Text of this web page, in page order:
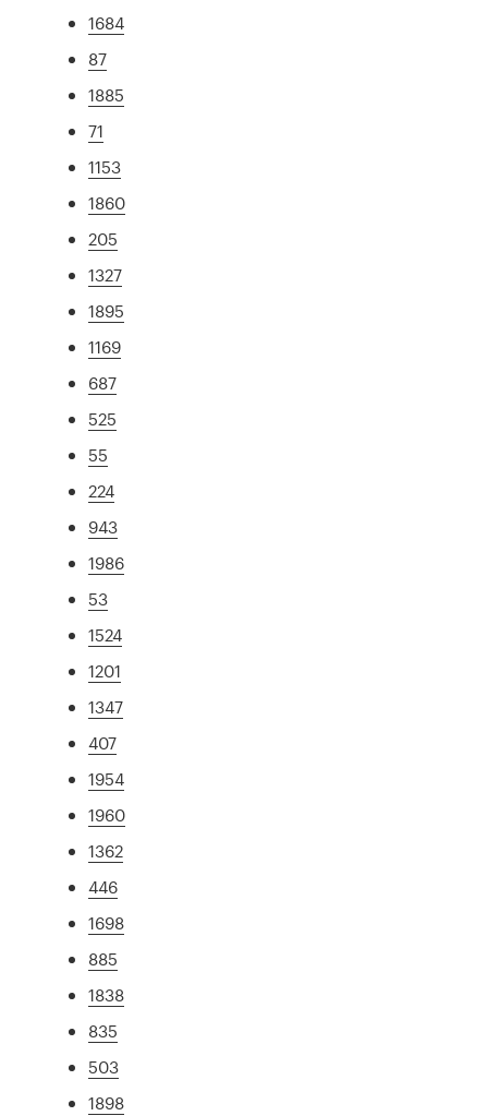
1684
87
1885
71
1153
1860
205
1327
1895
1169
687
525
55
224
943
1986
53
1524
1201
1347
407
1954
1960
1362
446
1698
885
1838
835
503
1898